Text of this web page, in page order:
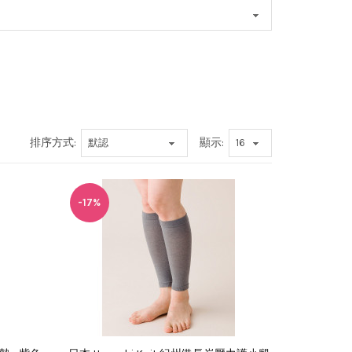
排序方式: 顯示:
-17%